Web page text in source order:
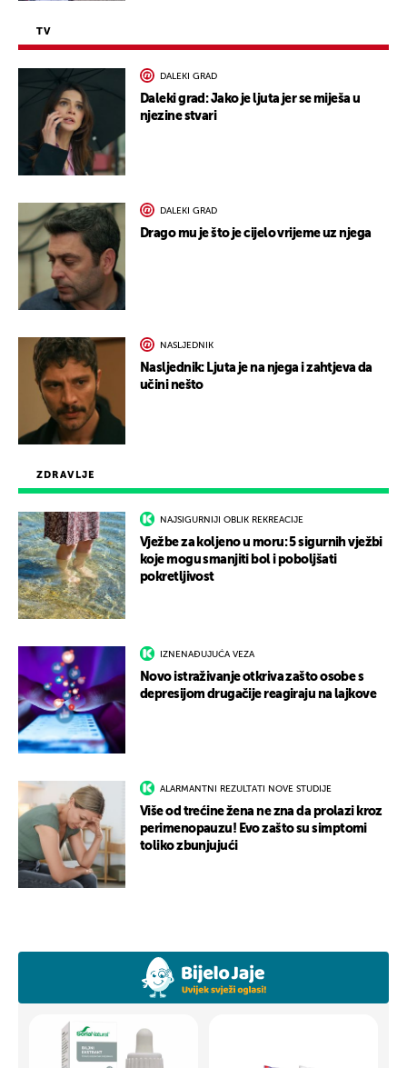
ZDRAVLJE
NAJSIGURNIJI OBLIK REKREACIJE
Vježbe za koljeno u moru: 5 sigurnih vježbi
koje mogu smanjiti bol i poboljšati
pokretljivost
IZNENAĐUJUĆA VEZA
Novo istraživanje otkriva zašto osobe s
depresijom drugačije reagiraju na lajkove
ALARMANTNI REZULTATI NOVE STUDIJE
Više od trećine žena ne zna da prolazi kroz
perimenopauzu! Evo zašto su simptomi
toliko zbunjujući
TV
DALEKI GRAD
Daleki grad: Jako je ljuta jer se miješa u
njezine stvari
DALEKI GRAD
Drago mu je što je cijelo vrijeme uz njega
NASLJEDNIK
Nasljednik: Ljuta je na njega i zahtjeva da
učini nešto